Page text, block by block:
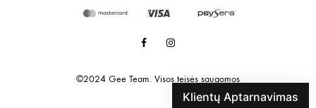
FacebookInstagram
©2024 Gee Team. Visos teisės saugomos